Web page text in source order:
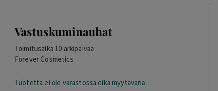
Vastuskuminauhat
Toimitusaika 10 arkipäivää
Forever Cosmetics
Tuotetta ei ole varastossa eikä myytävänä.